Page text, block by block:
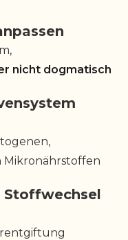
nicht dogmatisch
Mikronährstoffen
Stoffwechsel